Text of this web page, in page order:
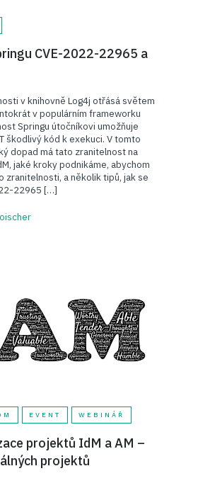
CVE-2022-22965 a
v knihovně Log4j otřásá světem
v populárním frameworku
Springu útočníkovi umožňuje
škodlivý kód k exekuci. V tomto
dopad má tato zranitelnost na
jaké kroky podnikáme, abychom
zranitelnosti, a několik tipů, jak se
22965 […]
EVENT WEBINÁŘ
projektů IdM a AM –
projektů